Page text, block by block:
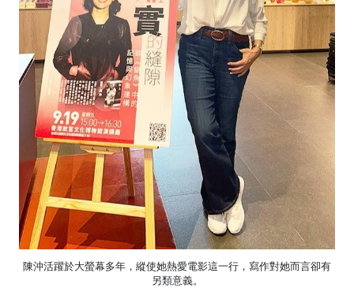
陳沖活躍於大螢幕多年，縱使她熱愛電影這一行，寫作對她而言卻有
另類意義。